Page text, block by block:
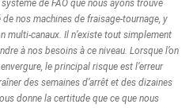
de FAO que nous ayons trouvé
nos machines de fraisage-tournage, y
canaux. Il n’existe tout simplement
à nos besoins à ce niveau. Lorsque l’on
le principal risque est l’erreur
des semaines d’arrêt et des dizaines
donne la certitude que ce que nous